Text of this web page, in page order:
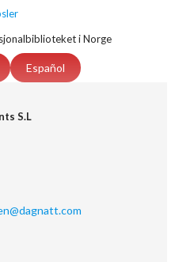
i Norge
Español
S.L